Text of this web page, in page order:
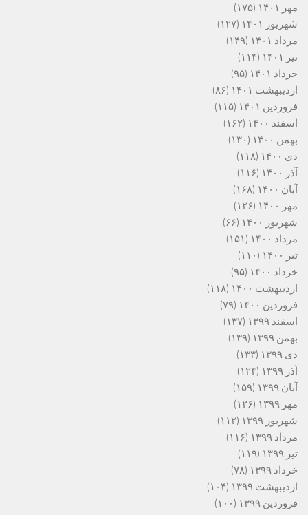
مهر ۱۴۰۱
(۱۷۵)
شهریور ۱۴۰۱
(۱۲۷)
مرداد ۱۴۰۱
(۱۴۹)
تیر ۱۴۰۱
(۱۱۴)
خرداد ۱۴۰۱
(۹۵)
اردیبهشت ۱۴۰۱
(۸۶)
فروردین ۱۴۰۱
(۱۱۵)
اسفند ۱۴۰۰
(۱۶۲)
بهمن ۱۴۰۰
(۱۳۰)
دی ۱۴۰۰
(۱۱۸)
آذر ۱۴۰۰
(۱۱۶)
آبان ۱۴۰۰
(۱۶۸)
مهر ۱۴۰۰
(۱۲۶)
شهریور ۱۴۰۰
(۶۶)
مرداد ۱۴۰۰
(۱۵۱)
تیر ۱۴۰۰
(۱۱۰)
خرداد ۱۴۰۰
(۹۵)
اردیبهشت ۱۴۰۰
(۱۱۸)
فروردین ۱۴۰۰
(۷۹)
اسفند ۱۳۹۹
(۱۳۷)
بهمن ۱۳۹۹
(۱۳۹)
دی ۱۳۹۹
(۱۳۳)
آذر ۱۳۹۹
(۱۲۴)
آبان ۱۳۹۹
(۱۵۹)
مهر ۱۳۹۹
(۱۲۶)
شهریور ۱۳۹۹
(۱۱۲)
مرداد ۱۳۹۹
(۱۱۶)
تیر ۱۳۹۹
(۱۱۹)
خرداد ۱۳۹۹
(۷۸)
اردیبهشت ۱۳۹۹
(۱۰۴)
فروردین ۱۳۹۹
(۱۰۰)